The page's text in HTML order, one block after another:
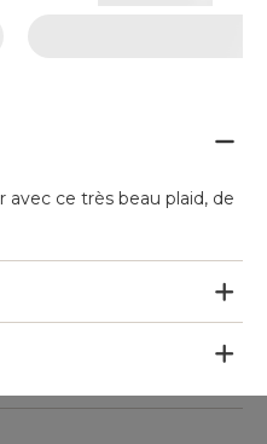
avec ce très beau plaid, de